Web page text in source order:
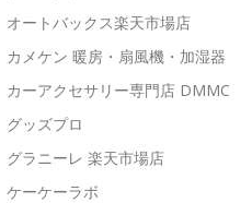
オートバックス楽天市場店
カメケン 暖房・扇風機・加湿器
カーアクセサリー専門店 DMMC
グッズプロ
グラニーレ 楽天市場店
ケーケーラボ